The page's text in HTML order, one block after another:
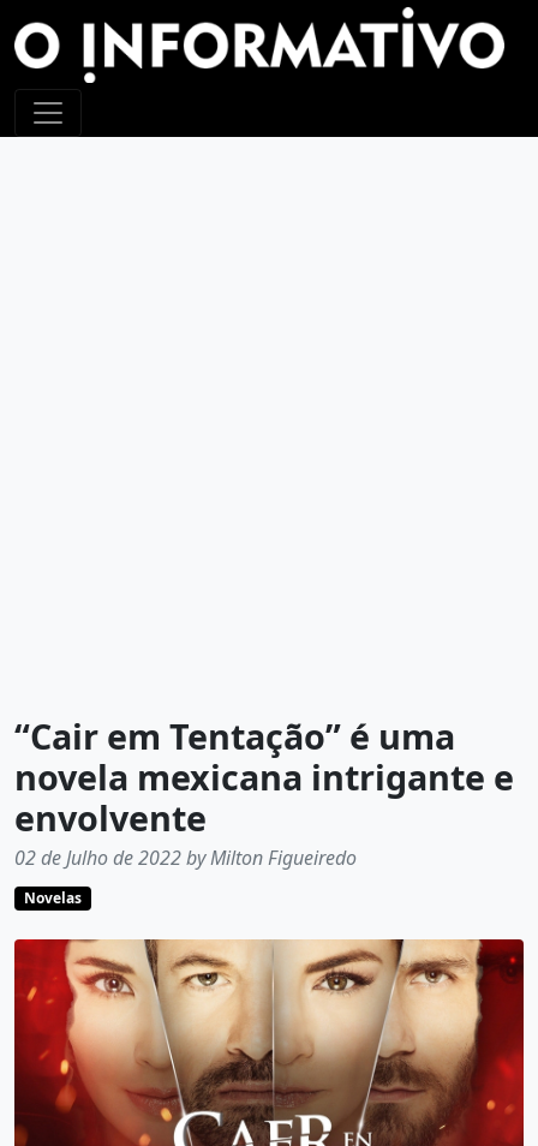
“Cair em Tentação” é uma
novela mexicana intrigante e
envolvente
02 de Julho de 2022 by Milton Figueiredo
Novelas